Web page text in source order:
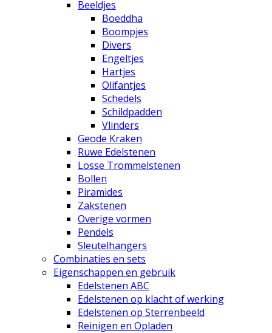
Beeldjes
Boeddha
Boompjes
Divers
Engeltjes
Hartjes
Olifantjes
Schedels
Schildpadden
Vlinders
Geode Kraken
Ruwe Edelstenen
Losse Trommelstenen
Bollen
Piramides
Zakstenen
Overige vormen
Pendels
Sleutelhangers
Combinaties en sets
Eigenschappen en gebruik
Edelstenen ABC
Edelstenen op klacht of werking
Edelstenen op Sterrenbeeld
Reinigen en Opladen